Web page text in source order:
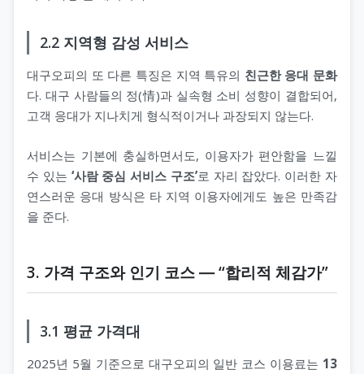
2.2 지역형 감성 서비스
대구오피의 또 다른 특징은 지역 특유의 친근한 응대 문화
다. 대구 사람들의 정(情)과 실속형 소비 성향이 결합되어,
고객 응대가 지나치게 형식적이거나 과장되지 않는다.
서비스는 기본에 충실하면서도, 이용자가 편안함을 느낄
수 있는 ‘사람 중심 서비스 구조’로 자리 잡았다. 이러한 자
연스러운 응대 방식은 타 지역 이용자에게도 높은 만족감
을 준다.
3. 가격 구조와 인기 코스 ― “합리적 체감가”
3.1 평균 가격대
2025년 5월 기준으로 대구오피의 일반 코스 이용료는 13